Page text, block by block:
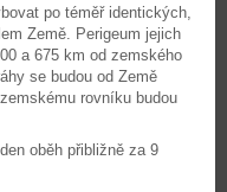
po téměř identických,
Země. Perigeum jejich
a 675 km od zemského
se budou od Země
rovníku budou
oběh přibližně za 9